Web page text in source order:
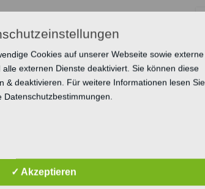
Cookies auf unserer Webseite sowie externe
externen Dienste deaktiviert. Sie können diese
& deaktivieren. Für weitere Informationen lesen Sie
Datenschutzbestimmungen.
✓ Akzeptieren